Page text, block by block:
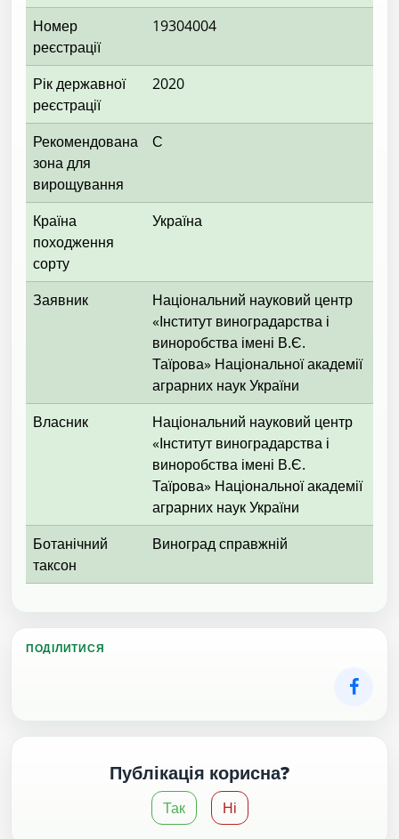
Номер
реєстрації
19304004
Рік державної
реєстрації
2020
Рекомендована
зона для
вирощування
С
Країна
походження
сорту
Україна
Заявник
Національний науковий центр
«Інститут виноградарства і
виноробства імені В.Є.
Таїрова» Національної академії
аграрних наук України
Власник
Національний науковий центр
«Інститут виноградарства і
виноробства імені В.Є.
Таїрова» Національної академії
аграрних наук України
Ботанічний
таксон
Виноград справжній
ПОДІЛИТИСЯ
Публікація корисна?
Так Ні